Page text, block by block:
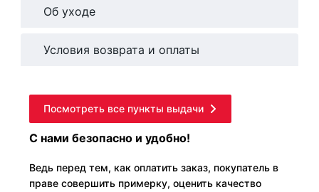
Об уходе
Условия возврата и оплаты
Посмотреть все пункты выдачи
С нами безопасно и удобно!
Ведь перед тем, как оплатить заказ, покупатель в
праве совершить примерку, оценить качество